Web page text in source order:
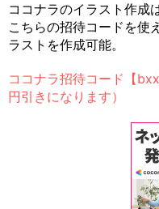
ココナラのイラスト作成
こちらの招待コードを使
ラストを作成可能。
ココナラ招待コード【
円引きになります）